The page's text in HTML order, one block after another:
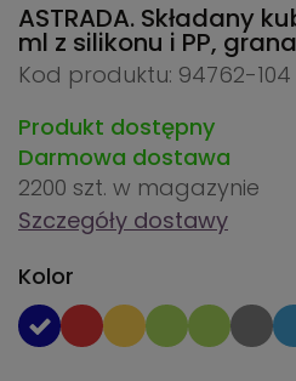
ASTRADA. Składany
ml z silikonu i PP,
Kod produktu: 94762-104
Produkt dostępny
Darmowa dostawa
2200 szt. w magazynie
Szczegóły dostawy
Kolor